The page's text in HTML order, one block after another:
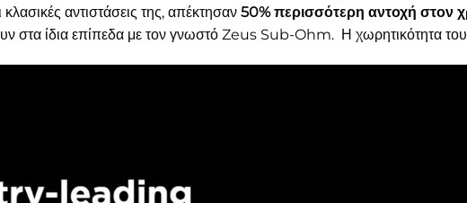
κλασικές αντιστάσεις της, απέκτησαν 50% περισσότερη αντοχή στον
στα ίδια επίπεδα με τον γνωστό Zeus Sub-Ohm. Η χωρητικότητα του